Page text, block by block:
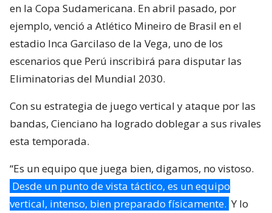
en la Copa Sudamericana. En abril pasado, por
ejemplo, venció a Atlético Mineiro de Brasil en el
estadio Inca Garcilaso de la Vega, uno de los
escenarios que Perú inscribirá para disputar las
Eliminatorias del Mundial 2030.
Con su estrategia de juego vertical y ataque por las
bandas, Cienciano ha logrado doblegar a sus rivales
esta temporada.
“Es un equipo que juega bien, digamos, no vistoso.
Desde un punto de vista táctico, es un equipo
vertical, intenso, bien preparado físicamente. Y lo